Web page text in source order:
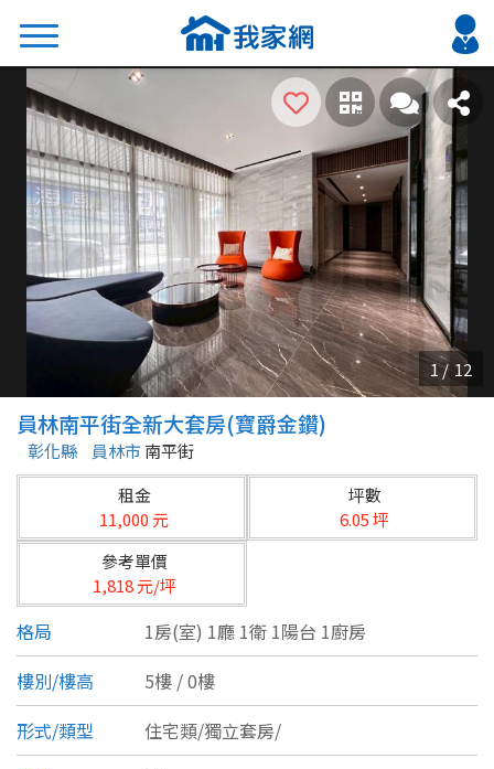
搜尋
熱門關鍵字
2026 台北降價好屋限量釋出
2026 新北降價好屋限量釋出
2026 台中降價好屋限量釋出
2026 台南降價好屋限量釋出
2026 高雄降價好屋限量釋出
縣市
不限
台北市
基隆市
新北市
宜蘭縣
桃園市
新竹市
區域
類型(可複選)
不拘 公寓 電梯大樓
員林南平街全新大套房(寶爵金鑽)
彰化縣 員林市南平街
租金
11,000 元
坪數
6.05 坪
參考單價
1,818 元/坪
格局
1房(室) 1廳 1衛 1陽台 1廚房
樓別/樓高
5樓 / 0樓
形式/類型
住宅類/獨立套房/